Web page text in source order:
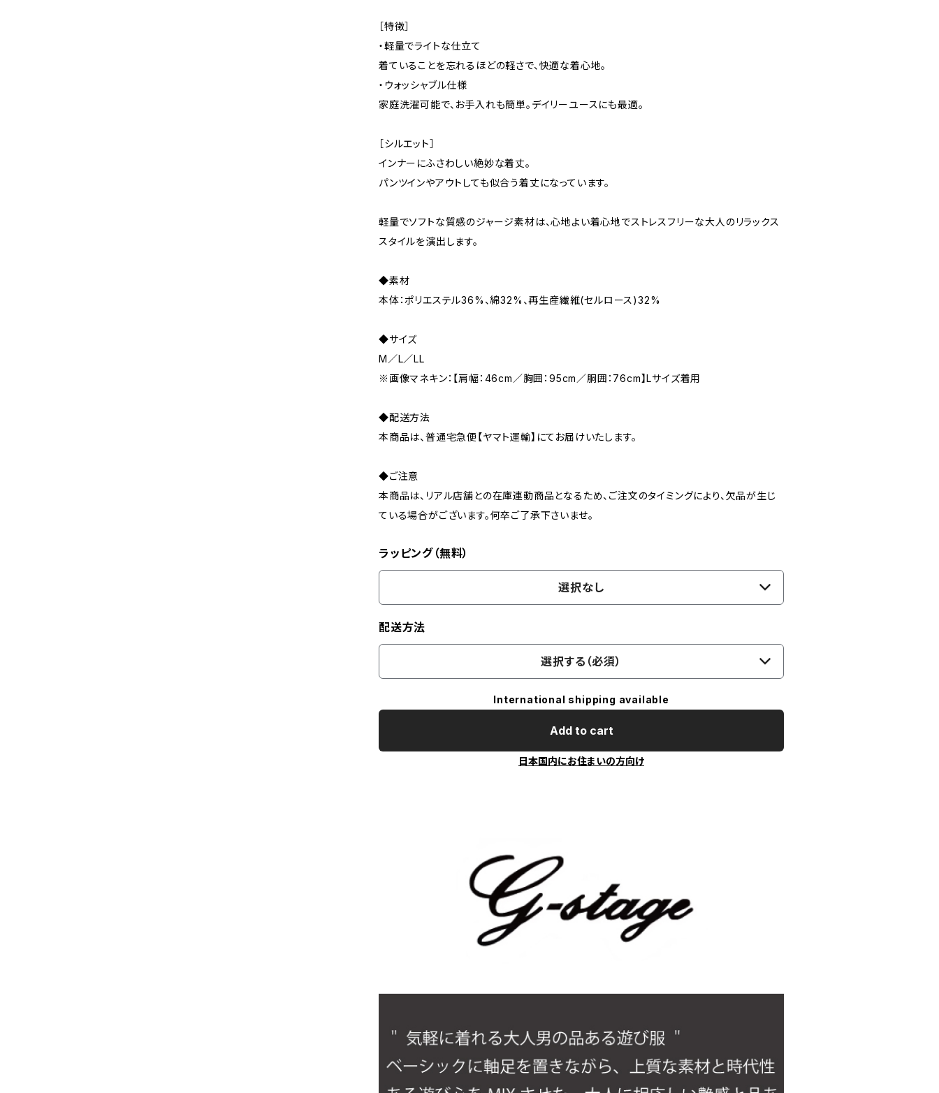
［特徴］
・軽量でライトな仕立て
着ていることを忘れるほどの軽さで、快適な着心地。
・ウォッシャブル仕様
家庭洗濯可能で、お手入れも簡単。デイリーユースにも最適。
［シルエット］
インナーにふさわしい絶妙な着丈。
パンツインやアウトしても似合う着丈になっています。
軽量でソフトな質感のジャージ素材は、心地よい着心地でストレスフリーな大人のリラックス
スタイルを演出します。
◆素材
本体：ポリエステル36%、綿32%、再生産繊維(セルロース)32%
◆サイズ
M／L／LL
※画像マネキン：【肩幅：46cm／胸囲：95cm／胴囲：76cm】Lサイズ着用
◆配送方法
本商品は、普通宅急便【ヤマト運輸】にてお届けいたします。
◆ご注意
本商品は、リアル店舗との在庫連動商品となるため、ご注文のタイミングにより、欠品が生じ
ている場合がございます。何卒ご了承下さいませ。
ラッピング（無料）
選択なし
配送方法
選択する（必須）
International shipping available
Add to cart
日本国内にお住まいの方向け